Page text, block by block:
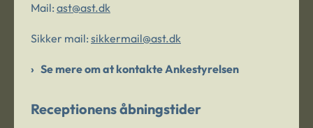
Mail: ast@ast.dk
Sikker mail: sikkermail@ast.dk
Se mere om at kontakte Ankestyrelsen
Receptionens åbningstider